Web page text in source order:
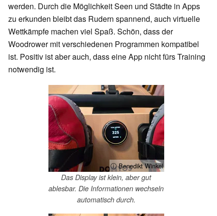
werden. Durch die Möglichkeit Seen und Städte in Apps
zu erkunden bleibt das Rudern spannend, auch virtuelle
Wettkämpfe machen viel Spaß. Schön, dass der
Woodrower mit verschiedenen Programmen kompatibel
ist. Positiv ist aber auch, dass eine App nicht fürs Training
notwendig ist.
ⓘ Benedikt Winkel
Das Display ist klein, aber gut
ablesbar. Die Informationen wechseln
automatisch durch.